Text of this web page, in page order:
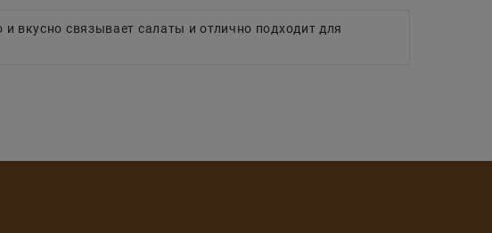
и вкусно связывает салаты и отлично подходит для